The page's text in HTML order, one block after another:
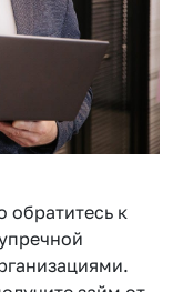
обратитесь к